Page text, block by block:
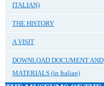
ITALIAN)
THE HISTORY
A VISIT
DOWNLOAD DOCUMENT AND
MATERIALS (in Italian)